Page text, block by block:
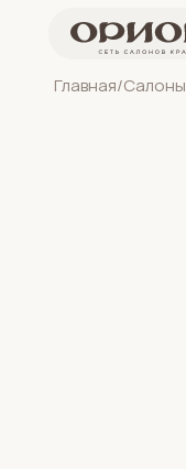
Главная/Салоны